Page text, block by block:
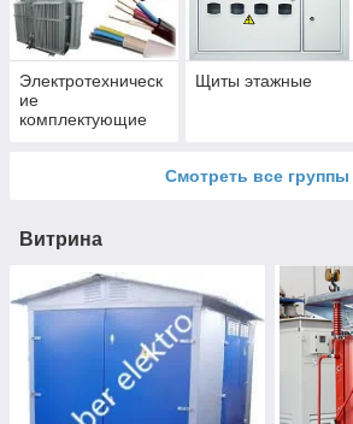
Электротехническ
ие
комплектующие
Щиты этажные
Смотреть все группы
Витрина